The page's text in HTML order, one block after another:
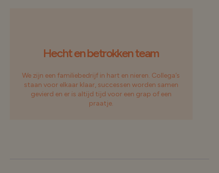
Hecht en betrokken team
We zijn een familiebedrijf in hart en nieren. Collega’s
staan voor elkaar klaar, successen worden samen
gevierd en er is altijd tijd voor een grap of een
praatje.